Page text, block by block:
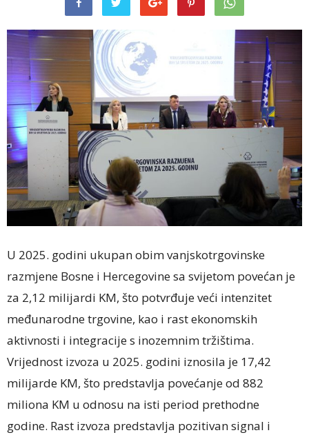
U 2025. godini ukupan obim vanjskotrgovinske
razmjene Bosne i Hercegovine sa svijetom povećan je
za 2,12 milijardi KM, što potvrđuje veći intenzitet
međunarodne trgovine, kao i rast ekonomskih
aktivnosti i integracije s inozemnim tržištima.
Vrijednost izvoza u 2025. godini iznosila je 17,42
milijarde KM, što predstavlja povećanje od 882
miliona KM u odnosu na isti period prethodne
godine. Rast izvoza predstavlja pozitivan signal i